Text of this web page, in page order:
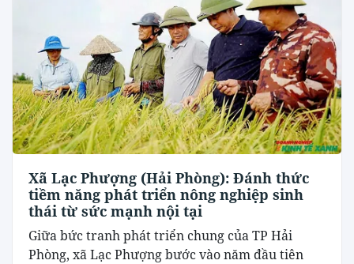
Xã Lạc Phượng (Hải Phòng): Đánh thức
tiềm năng phát triển nông nghiệp sinh
thái từ sức mạnh nội tại
​Giữa bức tranh phát triển chung của TP Hải
Phòng, xã Lạc Phượng bước vào năm đầu tiên